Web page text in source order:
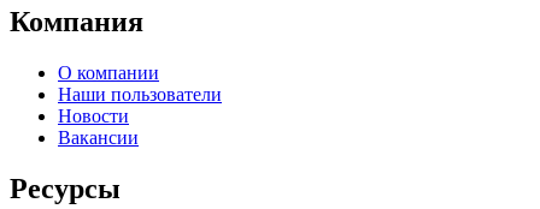
Компания
О компании
Наши пользователи
Новости
Вакансии
Ресурсы